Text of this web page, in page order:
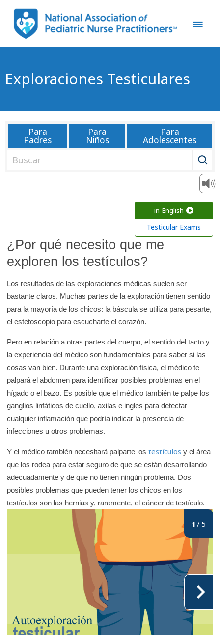
Exploraciones Testiculares
Para
Padres
Para
Niños
Para
Adolescentes
n
l
b
i
b
l
i
o
t
e
c
a
d
e
K
s
H
t
in English
Testicular Exams
¿Por qué necesito que me
exploren los testículos?
Los resultados de las exploraciones médicas suelen ser
bastante claros. Muchas partes de la exploración tienen sentido
para la mayoría de los chicos: la báscula se utiliza para pesarte,
el estetoscopio para escucharte el corazón.
Pero en relación a otras partes del cuerpo, el sentido del tacto y
la experiencia del médico son fundamentales para saber si las
cosas van bien. Durante una exploración física, el médico te
palpará el abdomen para identificar posibles problemas en el
hígado o el bazo. Es posible que el médico también te palpe los
ganglios linfáticos de cuello, axilas e ingles para detectar
cualquier inflamación que podría indicar la presencia de
infecciones u otros problemas.
Y el médico también necesitará palparte lostestículos y el área
que los rodea para estar seguro de que se están desarrollando
adecuadamente y de que no tienen ningún problema. Dos
posibles problemas que pueden tener los chicos en los
testículos son las hernias y, raramente, el cáncer de testículo.
1 / 5